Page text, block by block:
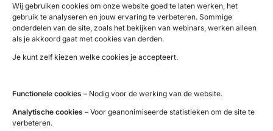
Wij gebruiken cookies om onze website goed te laten werken, het
gebruik te analyseren en jouw ervaring te verbeteren. Sommige
onderdelen van de site, zoals het bekijken van webinars, werken alleen
als je akkoord gaat met cookies van derden.
Je kunt zelf kiezen welke cookies je accepteert.
Functionele cookies – Nodig voor de werking van de website.
Analytische cookies – Voor geanonimiseerde statistieken om de site te
verbeteren.
professionele ondersteuning vanuit de organisatie.
(basis) informatie over onze organisatie en
mogelijkheid tot het volgen van trainingen en cursussen.
enthousiaste en gemotiveerde collega’s.